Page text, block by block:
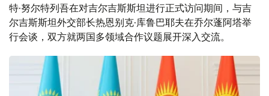
特·努尔特列吾在对吉尔吉斯斯坦进行正式访问期间，与吉
尔吉斯斯坦外交部长热恩别克·库鲁巴耶夫在乔尔蓬阿塔举
行会谈，双方就两国多领域合作议题展开深入交流。